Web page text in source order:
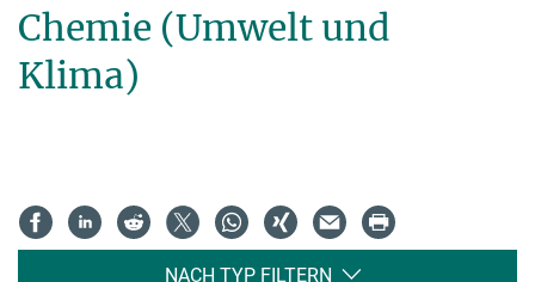
Chemie (Umwelt und
Klima)
NACH TYP FILTERN